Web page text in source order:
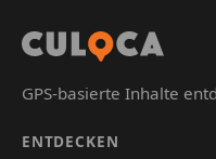
GPS-basierte Inhalte
ENTDECKEN